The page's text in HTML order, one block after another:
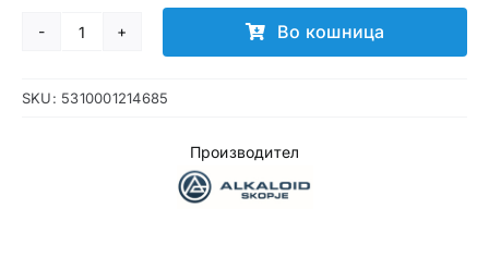
Proculin
за
Во кошница
SKU: 5310001214685
Производител